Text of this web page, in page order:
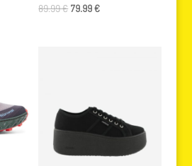
89.99€ El
79.99€El